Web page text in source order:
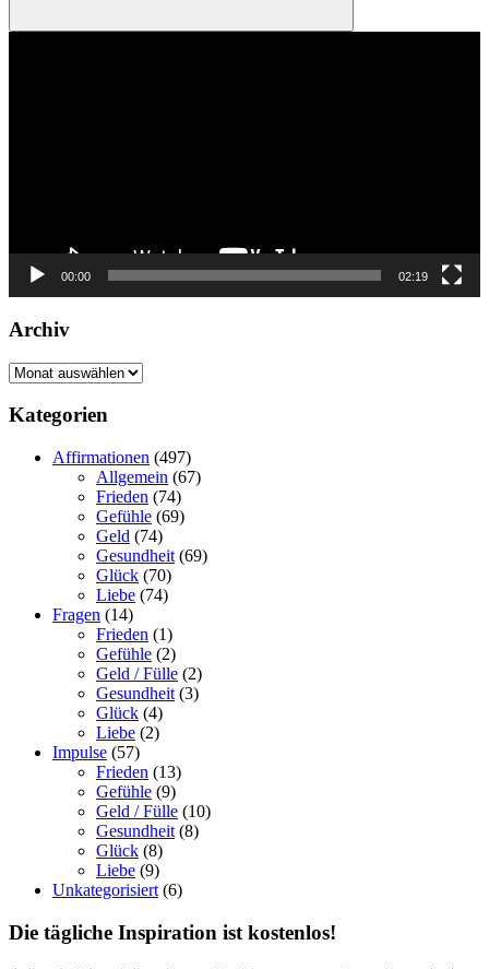
Suchen
00:00 02:19
Archiv
Archiv
Kategorien
Affirmationen (497)
Allgemein (67)
Frieden (74)
Gefühle (69)
Geld (74)
Gesundheit (69)
Glück (70)
Liebe (74)
Fragen (14)
Frieden (1)
Gefühle (2)
Geld / Fülle (2)
Gesundheit (3)
Glück (4)
Liebe (2)
Impulse (57)
Frieden (13)
Gefühle (9)
Geld / Fülle (10)
Gesundheit (8)
Glück (8)
Liebe (9)
Unkategorisiert (6)
Die tägliche Inspiration ist kostenlos!